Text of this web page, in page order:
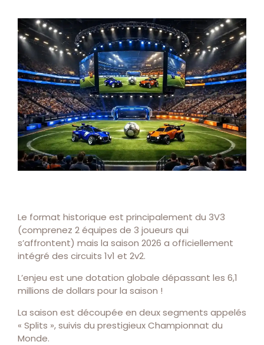
Le format historique est principalement du 3V3
(comprenez 2 équipes de 3 joueurs qui
s’affrontent) mais la saison 2026 a officiellement
intégré des circuits 1v1 et 2v2.
L’enjeu est une dotation globale dépassant les 6,1
millions de dollars pour la saison !
La saison est découpée en deux segments appelés
« Splits », suivis du prestigieux Championnat du
Monde.